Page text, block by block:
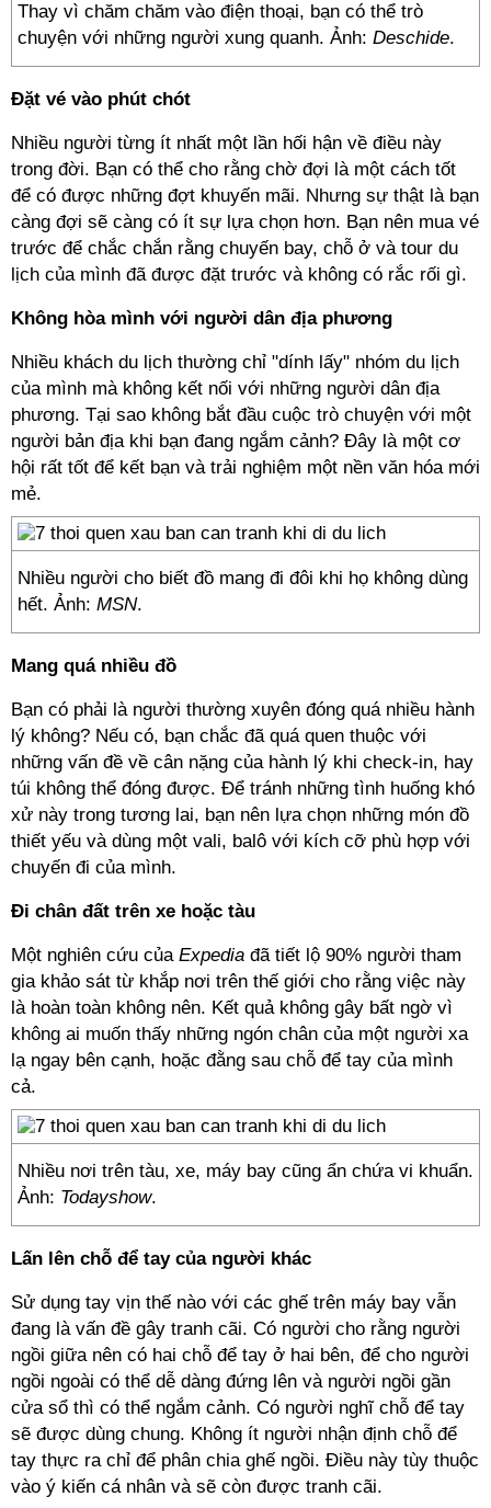
Thay vì chăm chăm vào điện thoại, bạn có thể trò
chuyện với những người xung quanh. Ảnh: Deschide.
Đặt vé vào phút chót
Nhiều người từng ít nhất một lần hối hận về điều này
trong đời. Bạn có thể cho rằng chờ đợi là một cách tốt
để có được những đợt khuyến mãi. Nhưng sự thật là bạn
càng đợi sẽ càng có ít sự lựa chọn hơn. Bạn nên mua vé
trước để chắc chắn rằng chuyến bay, chỗ ở và tour du
lịch của mình đã được đặt trước và không có rắc rối gì.
Không hòa mình với người dân địa phương
Nhiều khách du lịch thường chỉ "dính lấy" nhóm du lịch
của mình mà không kết nối với những người dân địa
phương. Tại sao không bắt đầu cuộc trò chuyện với một
người bản địa khi bạn đang ngắm cảnh? Đây là một cơ
hội rất tốt để kết bạn và trải nghiệm một nền văn hóa mới
mẻ.
Nhiều người cho biết đồ mang đi đôi khi họ không dùng
hết. Ảnh: MSN.
Mang quá nhiều đồ
Bạn có phải là người thường xuyên đóng quá nhiều hành
lý không? Nếu có, bạn chắc đã quá quen thuộc với
những vấn đề về cân nặng của hành lý khi check-in, hay
túi không thể đóng được. Để tránh những tình huống khó
xử này trong tương lai, bạn nên lựa chọn những món đồ
thiết yếu và dùng một vali, balô với kích cỡ phù hợp với
chuyến đi của mình.
Đi chân đất trên xe hoặc tàu
Một nghiên cứu của Expedia đã tiết lộ 90% người tham
gia khảo sát từ khắp nơi trên thế giới cho rằng việc này
là hoàn toàn không nên. Kết quả không gây bất ngờ vì
không ai muốn thấy những ngón chân của một người xa
lạ ngay bên cạnh, hoặc đằng sau chỗ để tay của mình
cả.
Nhiều nơi trên tàu, xe, máy bay cũng ẩn chứa vi khuẩn.
Ảnh: Todayshow.
Lấn lên chỗ để tay của người khác
Sử dụng tay vịn thế nào với các ghế trên máy bay vẫn
đang là vấn đề gây tranh cãi. Có người cho rằng người
ngồi giữa nên có hai chỗ để tay ở hai bên, để cho người
ngồi ngoài có thể dễ dàng đứng lên và người ngồi gần
cửa sổ thì có thể ngắm cảnh. Có người nghĩ chỗ để tay
sẽ được dùng chung. Không ít người nhận định chỗ để
tay thực ra chỉ để phân chia ghế ngồi. Điều này tùy thuộc
vào ý kiến cá nhân và sẽ còn được tranh cãi.